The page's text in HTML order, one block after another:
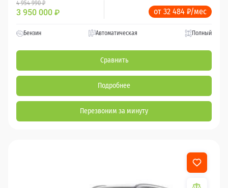
4 954 990 ₽
3 950 000 ₽ от 32 484 ₽/мес
Бензин Автоматическая Полный
Сравнить
Подробнее
Перезвоним за минуту